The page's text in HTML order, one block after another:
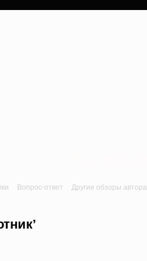
Вопрос-ответ Другие обзоры автора